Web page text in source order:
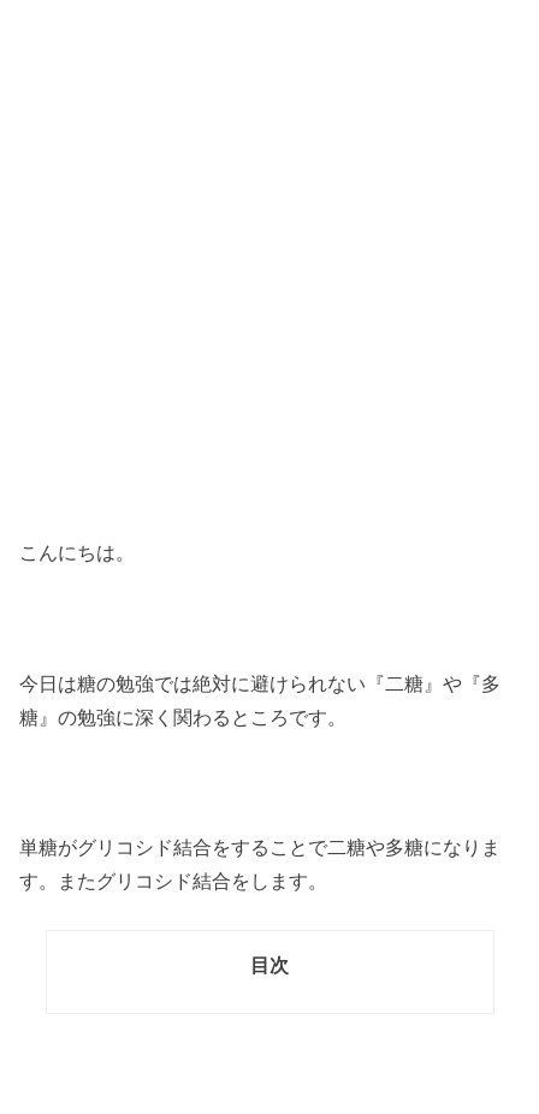
こんにちは。
今日は糖の勉強では絶対に避けられない『二糖』や『多
糖』の勉強に深く関わるところです。
単糖がグリコシド結合をすることで二糖や多糖になりま
す。またグリコシド結合をします。
目次